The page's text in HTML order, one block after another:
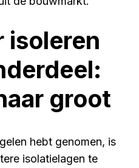
isoleren
groot
hebt genomen, is
isolatielagen te